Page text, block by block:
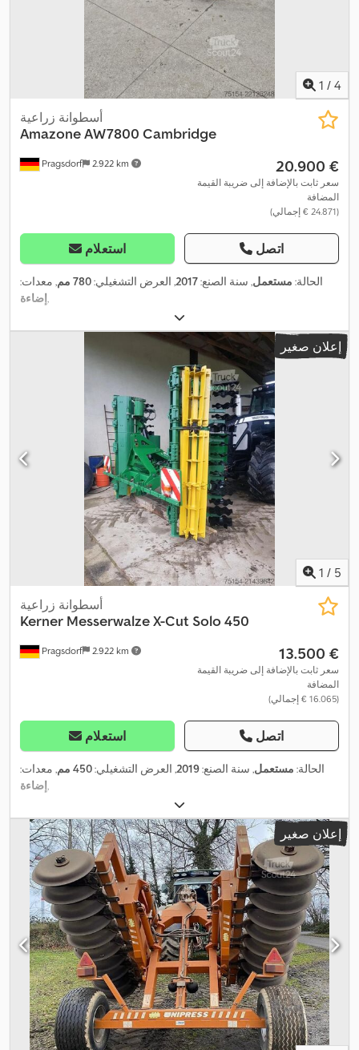
1 / 4
Pragsdorf 2.922 km
أسطوانة زراعية
AmazoneAW7800 Cambridge
‏20.900 €
سعر ثابت بالإضافة إلى ضريبة القيمة
المضافة
(‏24.871 € إجمالي)
استعلام اتصل
الحالة: مستعمل, سنة الصنع:2017, العرض التشغيلي:780 مم
, معدات:
إضاءة,
إعلان صغير
1 / 5
Pragsdorf 2.922 km
أسطوانة زراعية
Kerner Messerwalze X-Cut Solo 450
‏13.500 €
سعر ثابت بالإضافة إلى ضريبة القيمة
المضافة
(‏16.065 € إجمالي)
استعلام اتصل
الحالة: مستعمل, سنة الصنع:2019, العرض التشغيلي:450 مم
, معدات:
إضاءة
إعلان صغير